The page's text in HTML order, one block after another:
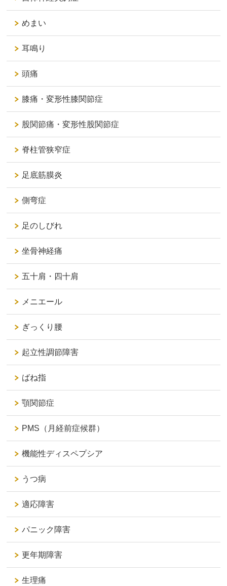
めまい
耳鳴り
頭痛
膝痛・変形性膝関節症
股関節痛・変形性股関節症
脊柱管狭窄症
足底筋膜炎
側弯症
足のしびれ
坐骨神経痛
五十肩・四十肩
メニエール
ぎっくり腰
起立性調節障害
ばね指
顎関節症
PMS（月経前症候群）
機能性ディスペプシア
うつ病
適応障害
パニック障害
更年期障害
生理痛